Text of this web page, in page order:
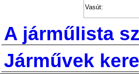
Vasút:
A járműlista
Járművek